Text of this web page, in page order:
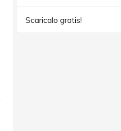
Scaricalo gratis!